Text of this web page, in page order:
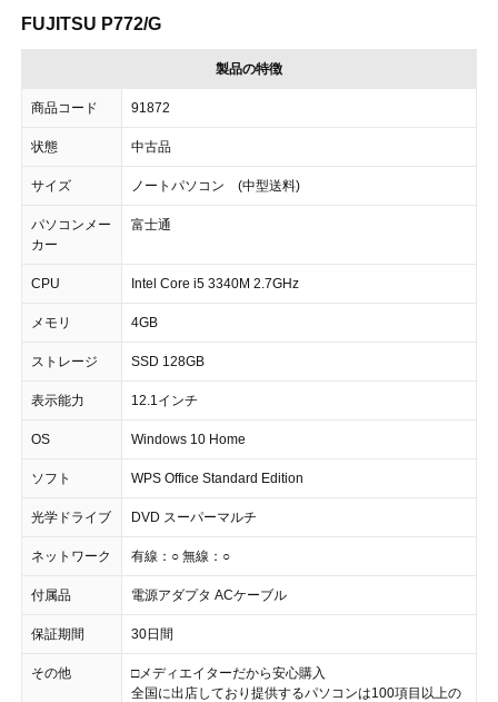
FUJITSU P772/G
製品の特徴
商品コード 91872
状態 中古品
サイズ ノートパソコン (中型送料)
パソコンメー
カー
富士通
CPU Intel Core i5 3340M 2.7GHz
メモリ 4GB
ストレージ SSD 128GB
表示能力 12.1インチ
OS Windows 10 Home
ソフト WPS Office Standard Edition
光学ドライブ DVD スーパーマルチ
ネットワーク 有線：○ 無線：○
付属品 電源アダプタ ACケーブル
保証期間 30日間
その他
□メディエイターだから安心購入
全国に出店しており提供するパソコンは100項目以上の